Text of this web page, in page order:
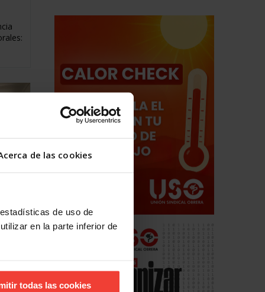
de las cookies
de uso de
en la parte inferior de
todas las cookies